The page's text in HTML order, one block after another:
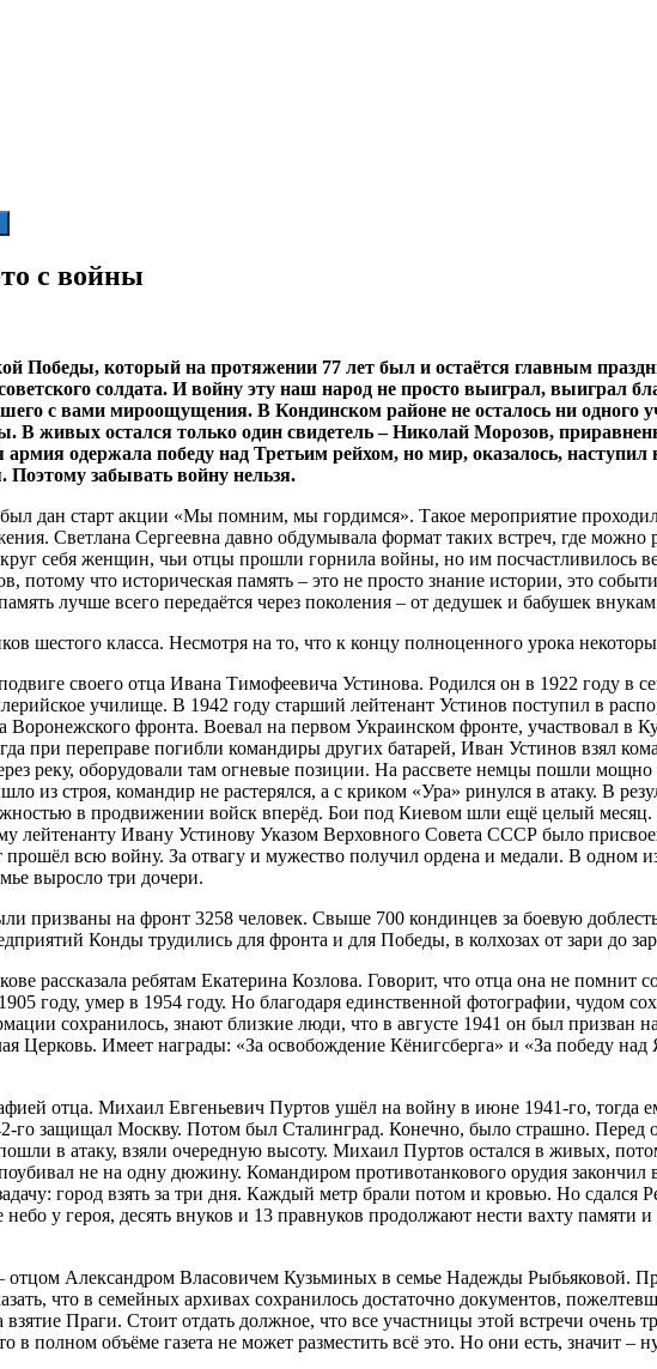
с войны
Победы, который на протяжении 77 лет был и остаётся главным
солдата. И войну эту наш народ не просто выиграл, выиграл
с вами мироощущения. В Кондинском районе не осталось ни одного
В живых остался только один свидетель – Николай Морозов,
одержала победу над Третьим рейхом, но мир, оказалось,
Поэтому забывать войну нельзя.
дан старт акции «Мы помним, мы гордимся». Такое мероприятие
Светлана Сергеевна давно обдумывала формат таких встреч, где
себя женщин, чьи отцы прошли горнила войны, но им посчастливилось
потому что историческая память – это не просто знание истории, это
лучше всего передаётся через поколения – от дедушек и бабушек
шестого класса. Несмотря на то, что к концу полноценного урока
своего отца Ивана Тимофеевича Устинова. Родился он в 1922 году в
училище. В 1942 году старший лейтенант Устинов поступил в
Воронежского фронта. Воевал на первом Украинском фронте, участвовал в
при переправе погибли командиры других батарей, Иван Устинов взял
реку, оборудовали там огневые позиции. На рассвете немцы пошли
из строя, командир не растерялся, а с криком «Ура» ринулся в атаку. В
в продвижении войск вперёд. Бои под Киевом шли ещё целый
лейтенанту Ивану Устинову Указом Верховного Совета СССР было
всю войну. За отвагу и мужество получил ордена и медали. В одном
выросло три дочери.
призваны на фронт 3258 человек. Свыше 700 кондинцев за боевую
Конды трудились для фронта и для Победы, в колхозах от зари до
рассказала ребятам Екатерина Козлова. Говорит, что отца она не помнит
году, умер в 1954 году. Но благодаря единственной фотографии, чудом
сохранилось, знают близкие люди, что в августе 1941 он был призван
Церковь. Имеет награды: «За освобождение Кёнигсберга» и «За победу
отца. Михаил Евгеньевич Пуртов ушёл на войну в июне 1941-го, тогда
го защищал Москву. Потом был Сталинград. Конечно, было страшно. Перед
в атаку, взяли очередную высоту. Михаил Пуртов остался в живых,
не на одну дюжину. Командиром противотанкового орудия
город взять за три дня. Каждый метр брали потом и кровью. Но сдался
у героя, десять внуков и 13 правнуков продолжают нести вахту
отцом Александром Власовичем Кузьминых в семье Надежды Рыбьяковой.
что в семейных архивах сохранилось достаточно документов,
Праги. Стоит отдать должное, что все участницы этой встречи
в полном объёме газета не может разместить всё это. Но они есть, значит –